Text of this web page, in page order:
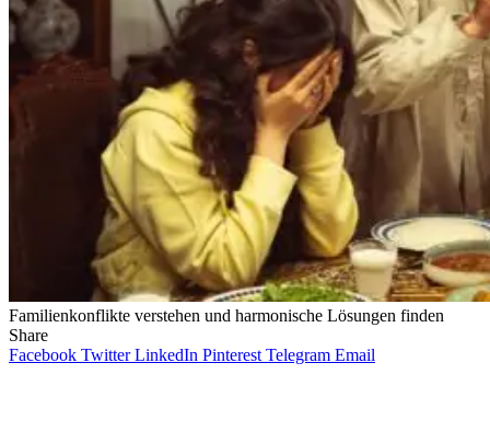
Familienkonflikte verstehen und harmonische Lösungen finden
Share
Facebook Twitter LinkedIn Pinterest Telegram Email